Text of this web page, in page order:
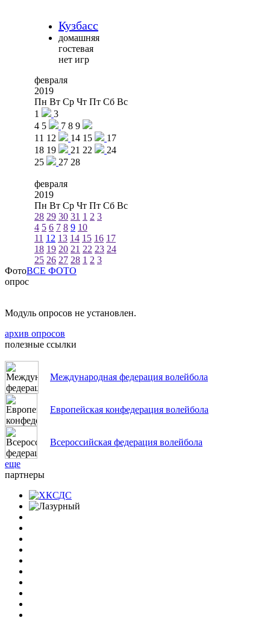
Кузбасс
домашняя
гостевая
нет игр
февраля
2019
Пн Вт Ср Чт Пт Сб Вс
1
3
4 5 7 8 9
11 12 14 15
17
18 19 21 22
24
25
27 28
февраля
2019
Пн Вт Ср Чт Пт Сб Вс
28 29 30 31 1 2 3
4 5 6 7 8 9 10
11 12 13 14 15 16 17
18 19 20 21 22 23 24
25 26 27 28 1 2 3
ФотоВСЕ ФОТО
опрос
Модуль опросов не установлен.
архив опросов
полезные ссылки
Международная федерация волейбола
Европейская конфедерация волейбола
Всероссийская федерация волейбола
еще
партнеры